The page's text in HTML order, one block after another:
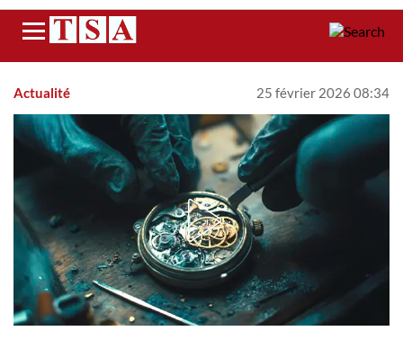
Menu
Actualité 25 février 2026 08:34